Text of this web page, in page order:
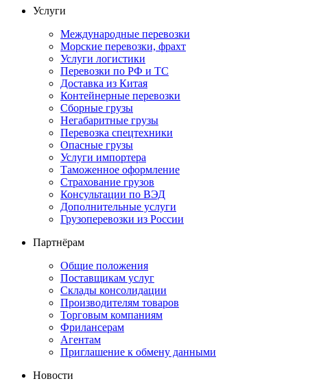
Услуги
Международные перевозки
Морские перевозки, фрахт
Услуги логистики
Перевозки по РФ и ТС
Доставка из Китая
Контейнерные перевозки
Сборные грузы
Негабаритные грузы
Перевозка спецтехники
Опасные грузы
Услуги импортера
Таможенное оформление
Страхование грузов
Консультации по ВЭД
Дополнительные услуги
Грузоперевозки из России
Партнёрам
Общие положения
Поставщикам услуг
Склады консолидации
Производителям товаров
Торговым компаниям
Фрилансерам
Агентам
Приглашение к обмену данными
Новости